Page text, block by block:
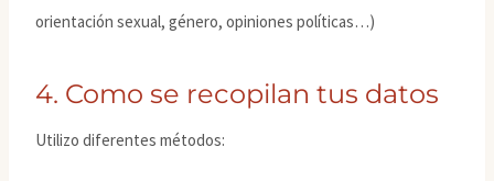
orientación sexual, género, opiniones políticas…)
4. Como se recopilan tus datos
Utilizo diferentes métodos: